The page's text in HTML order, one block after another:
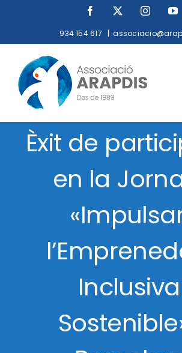
Facebook
934 154 617 |
Èxit de
en la